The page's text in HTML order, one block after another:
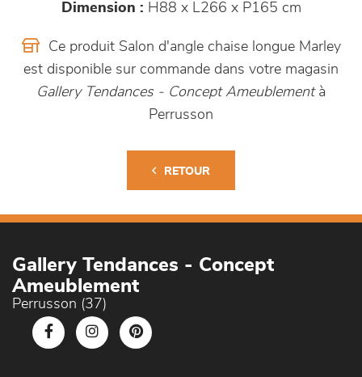
Dimension : H88 x L266 x P165 cm
Ce produit Salon d'angle chaise longue Marley
est disponible sur commande dans votre magasin
Gallery Tendances - Concept Ameublement à
Perrusson
RETOUR
Gallery Tendances - Concept
Ameublement
Perrusson (37)